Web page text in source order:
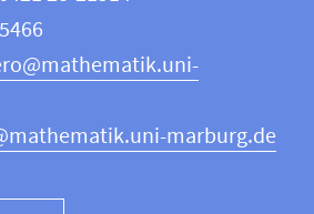
marburg.de